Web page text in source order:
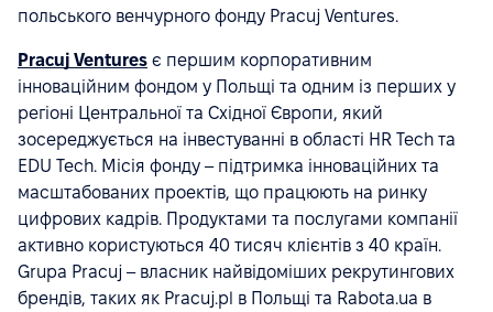
польського венчурного фонду Pracuj Ventures.
Pracuj Ventures є першим корпоративним
інноваційним фондом у Польщі та одним із перших у
регіоні Центральної та Східної Європи, який
зосереджується на інвестуванні в області HR Tech та
EDU Tech. Місія фонду – підтримка інноваційних та
масштабованих проектів, що працюють на ринку
цифрових кадрів. Продуктами та послугами компанії
активно користуються 40 тисяч клієнтів з 40 країн.
Grupa Pracuj – власник найвідоміших рекрутингових
брендів, таких як Pracuj.pl в Польщі та Rabota.ua в